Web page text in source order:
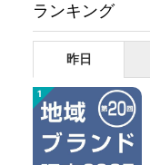
ランキング
昨日
1